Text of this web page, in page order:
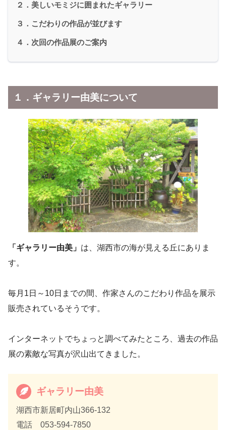
２．美しいモミジに囲まれたギャラリー
３．こだわりの作品が並びます
４．次回の作品展のご案内
１．ギャラリー由美について
「ギャラリー由美」 は、湖西市の海が見える丘にありま
す。
毎月1日～10日までの間、作家さんのこだわり作品を展示
販売されているそうです。
インターネットでちょっと調べてみたところ、過去の作品
展の素敵な写真が沢山出てきました。
ギャラリー由美
湖西市新居町内山366-132
電話 053-594-7850